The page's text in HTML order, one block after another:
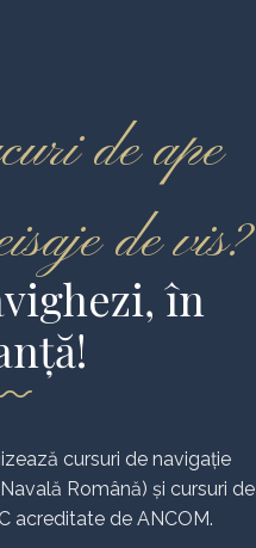
de ape
de vis?
în
cursuri de navigație
Română) și cursuri de
acreditate de ANCOM.